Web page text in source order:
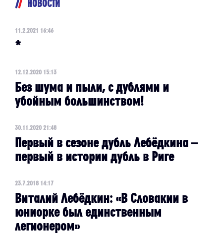
НОВОСТИ
11.2.2021 16:46
*
12.12.2020 15:13
Без шума и пыли, с дублями и
убойным большинством!
30.11.2020 21:48
Первый в сезоне дубль Лебёдкина –
первый в истории дубль в Риге
23.7.2018 14:17
Виталий Лебёдкин: «В Словакии в
юниорке был единственным
легионером»